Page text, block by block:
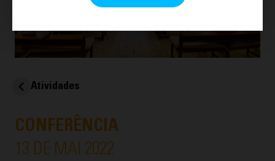
Atividades
CONFERÊNCIA
13 DE MAI 2022